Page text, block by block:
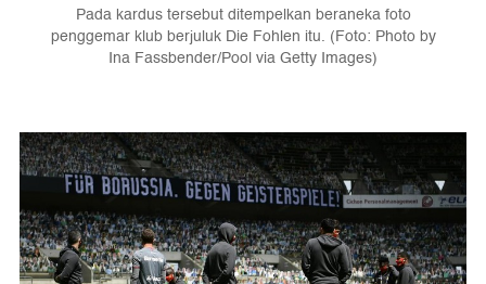
Pada kardus tersebut ditempelkan beraneka foto
penggemar klub berjuluk Die Fohlen itu. (Foto: Photo by
Ina Fassbender/Pool via Getty Images)